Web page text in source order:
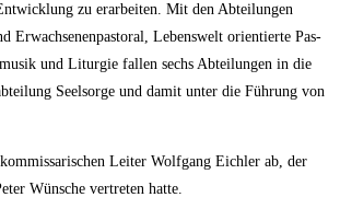
zu erar­bei­ten. Mit den Abtei­lun­gen
Erwach­se­nen­pas­to­ral, Lebens­welt ori­en­tier­te Pas­
und Lit­ur­gie fal­len sechs Abtei­lun­gen in die
Seel­sor­ge und damit unter die Füh­rung von
Lei­ter Wolf­gang Eich­ler ab, der
Wün­sche ver­tre­ten hatte.